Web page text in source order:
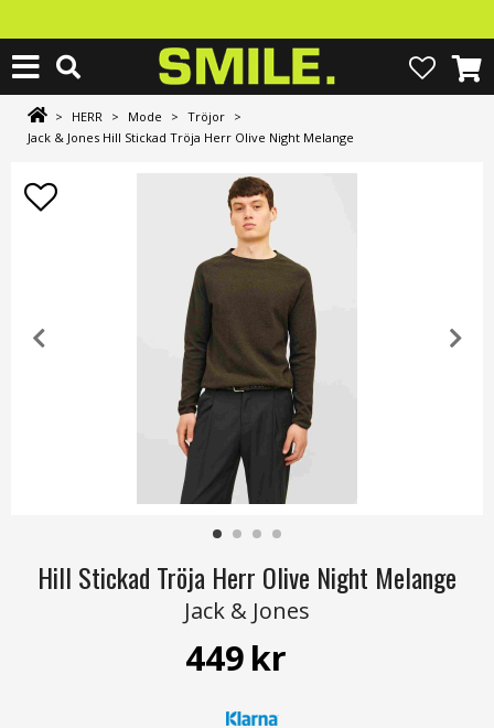
> HERR > Mode > Tröjor >
Jack & Jones Hill Stickad Tröja Herr Olive Night Melange
Hill Stickad Tröja Herr Olive Night Melange
Jack & Jones
449kr